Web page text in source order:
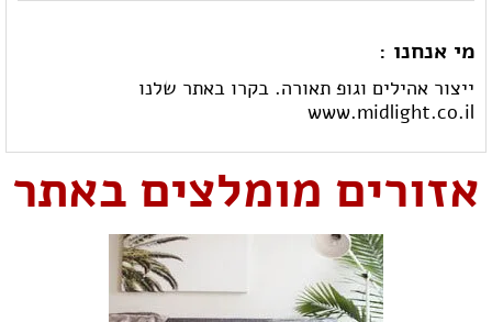
מי אנחנו :
ייצור אהילים וגופ תאורה. בקרו באתר שלנו
www.midlight.co.il
אזורים מומלצים באתר